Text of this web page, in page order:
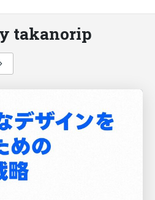
takanorip